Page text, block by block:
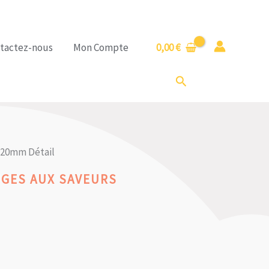
nous Mon Compte 0,00€
Rechercher
Détail
AUX SAVEURS